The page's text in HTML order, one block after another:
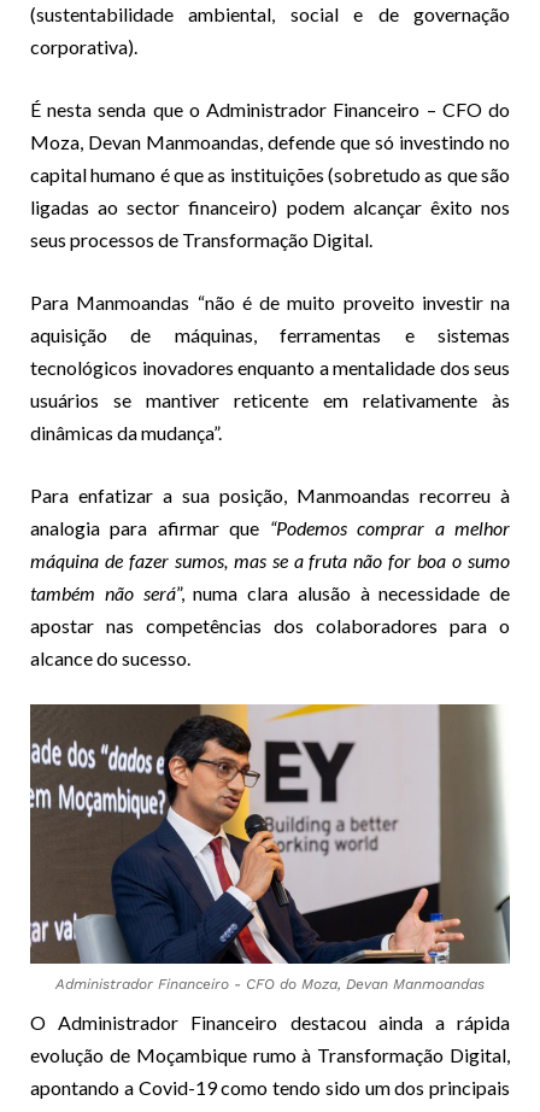
(sustentabilidade ambiental, social e de governação
corporativa).
É nesta senda que o Administrador Financeiro – CFO do
Moza, Devan Manmoandas, defende que só investindo no
capital humano é que as instituições (sobretudo as que são
ligadas ao sector financeiro) podem alcançar êxito nos
seus processos de Transformação Digital.
Para Manmoandas “não é de muito proveito investir na
aquisição de máquinas, ferramentas e sistemas
tecnológicos inovadores enquanto a mentalidade dos seus
usuários se mantiver reticente em relativamente às
dinâmicas da mudança”.
Para enfatizar a sua posição, Manmoandas recorreu à
analogia para afirmar que “Podemos comprar a melhor
máquina de fazer sumos, mas se a fruta não for boa o sumo
também não será”, numa clara alusão à necessidade de
apostar nas competências dos colaboradores para o
alcance do sucesso.
Administrador Financeiro - CFO do Moza, Devan Manmoandas
O Administrador Financeiro destacou ainda a rápida
evolução de Moçambique rumo à Transformação Digital,
apontando a Covid-19 como tendo sido um dos principais